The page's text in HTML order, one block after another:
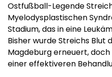
Ostfußball-Legende
Myelodysplastischen
Stadium, das in eine
Bisher wurde Streichs Blut
Magdeburg erneuert,
einer effektiveren